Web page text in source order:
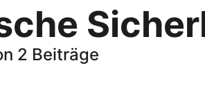
2 Beiträge